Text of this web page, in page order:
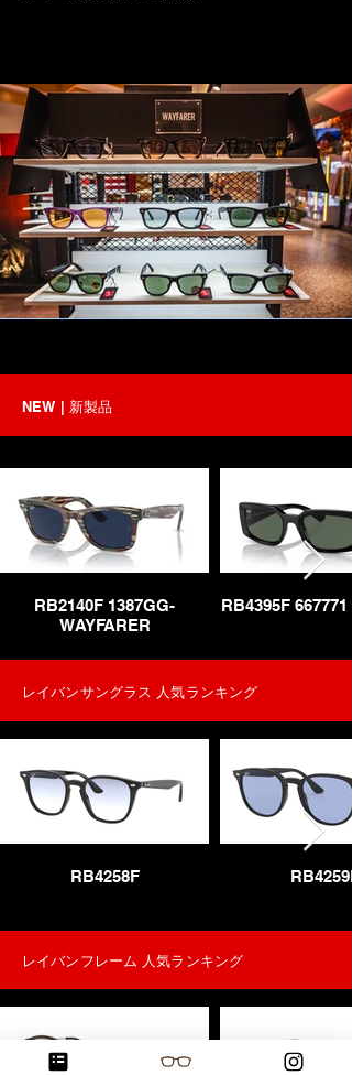
NEW | 新製品
RB2140F 1387GG-
WAYFARER
RB4395F 667771
​レイバンサングラス 人気ランキング
RB4258F RB4259F
レイバンフレーム 人気ランキング